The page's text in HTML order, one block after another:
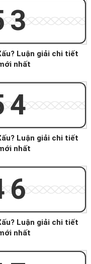
Luận giải chi tiết
nhất
Luận giải chi tiết
nhất
Luận giải chi tiết
nhất